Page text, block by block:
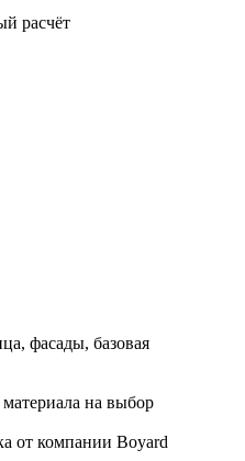
расчёт
фасады, базовая
на выбор
от компании Boyard